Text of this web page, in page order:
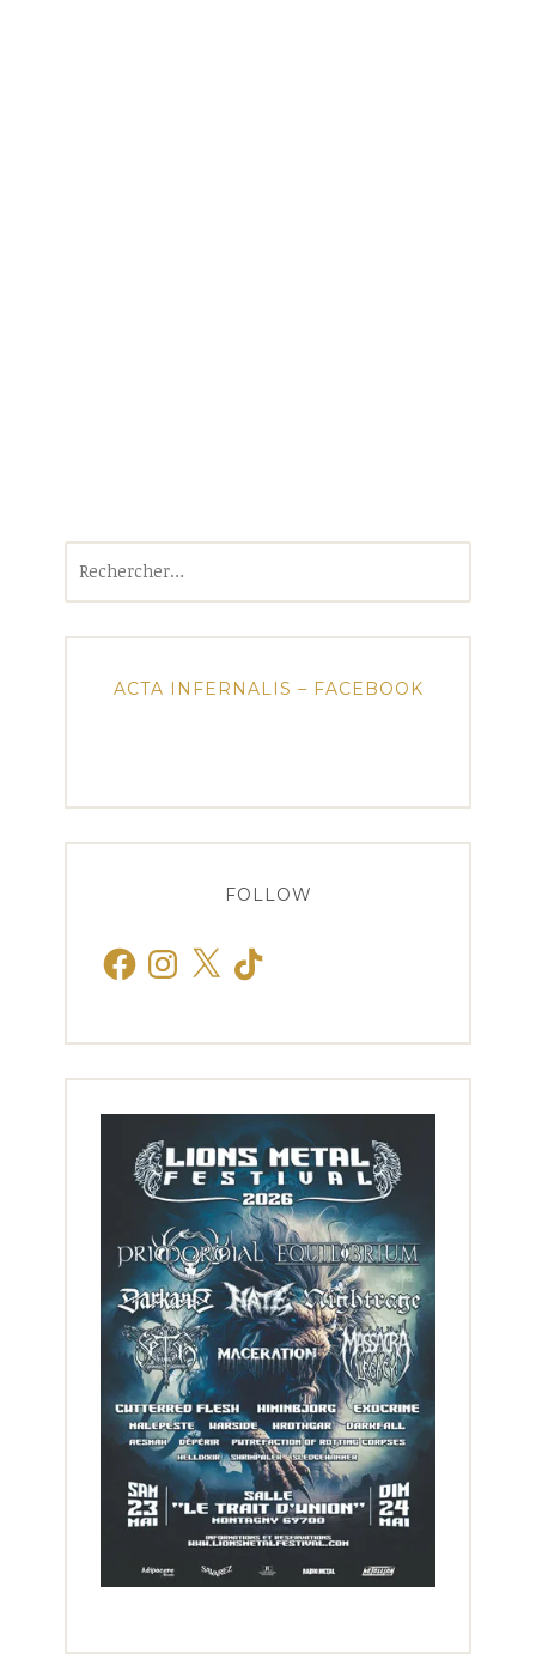
ACTA INFERNALIS – FACEBOOK
FOLLOW
FacebookInstagram
X TikTok